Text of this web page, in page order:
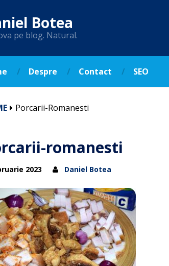
Botea
pe blog. Natural.
Despre Contact SEO
Porcarii-Romanesti
romanesti
2023 Daniel Botea